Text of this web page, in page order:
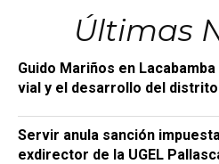
Últimas
Guido Mariños en
vial y el desarrollo del distrito
Servir anula sanción
exdirector de la UGEL